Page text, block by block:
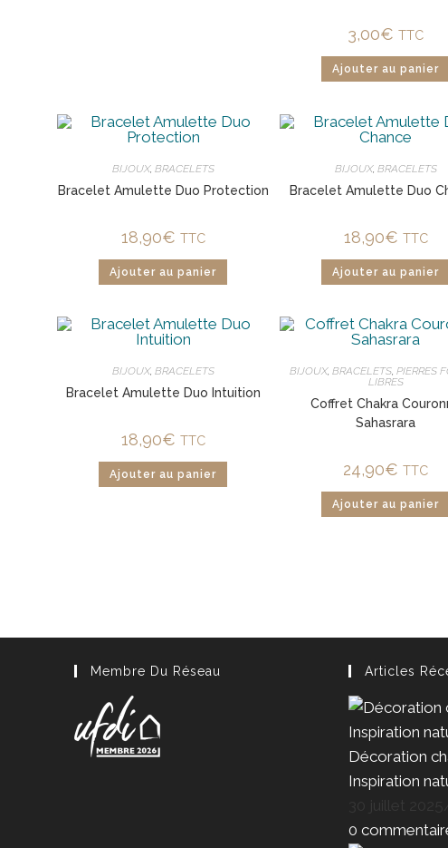
3,00€ TTC
Ajouter au panier
BIJOUX, BRACELETS
Bracelet Amulette Duo Protection
18,90€ TTC
Ajouter au panier
BIJOUX, BRACELETS
Bracelet Amulette Duo
18,90€ TTC
Ajouter au panier
BIJOUX, BRACELETS
Bracelet Amulette Duo Intuition
18,90€ TTC
Ajouter au panier
BIJOUX, BRACELETS, PIERRES
LIBRES
Coffret Chakra
Sahasrara
24,90€ TTC
Ajouter au panier
Membre Du Réseau Articles
Décoration
Inspiration
0